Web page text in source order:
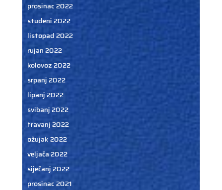
prosinac 2022
studeni 2022
listopad 2022
rujan 2022
kolovoz 2022
srpanj 2022
lipanj 2022
svibanj 2022
travanj 2022
ožujak 2022
veljača 2022
siječanj 2022
prosinac 2021